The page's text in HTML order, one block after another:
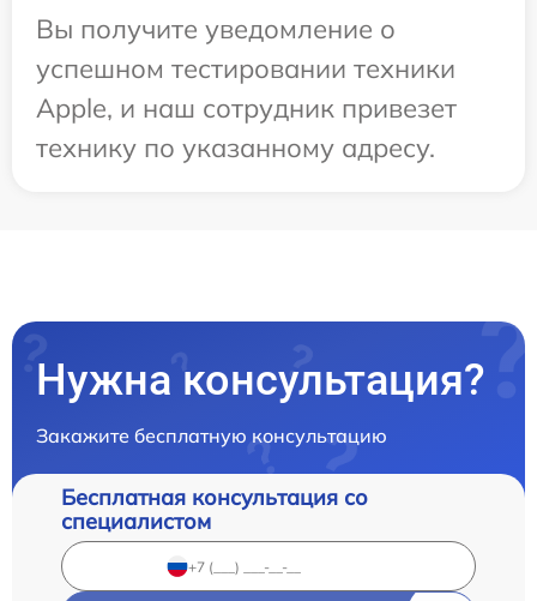
Вы получите уведомление о
успешном тестировании техники
Apple, и наш сотрудник привезет
технику по указанному адресу.
Нужна консультация?
Закажите бесплатную консультацию
Бесплатная консультация со
специалистом